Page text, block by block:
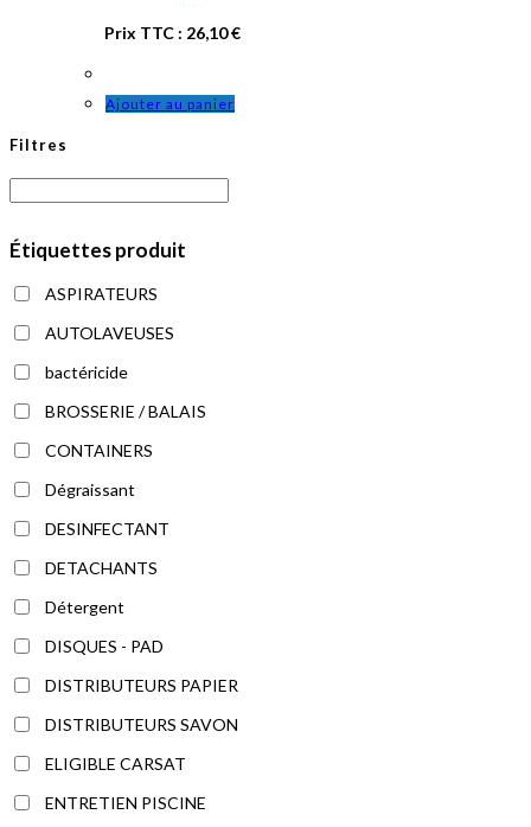
Prix TTC : 26,10€
Ajouter au panier
Filtres
Étiquettes produit
ASPIRATEURS
AUTOLAVEUSES
bactéricide
BROSSERIE / BALAIS
CONTAINERS
Dégraissant
DESINFECTANT
DETACHANTS
Détergent
DISQUES - PAD
DISTRIBUTEURS PAPIER
DISTRIBUTEURS SAVON
ELIGIBLE CARSAT
ENTRETIEN PISCINE